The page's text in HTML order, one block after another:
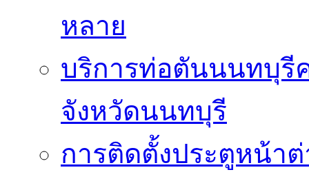
หลาย
บริการท่อตันนนทบุรี
จังหวัดนนทบุรี
การติดตั้งประตูหน้า